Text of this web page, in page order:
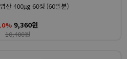
산 400μg 60정 (60일분)
9,360원
10,400원